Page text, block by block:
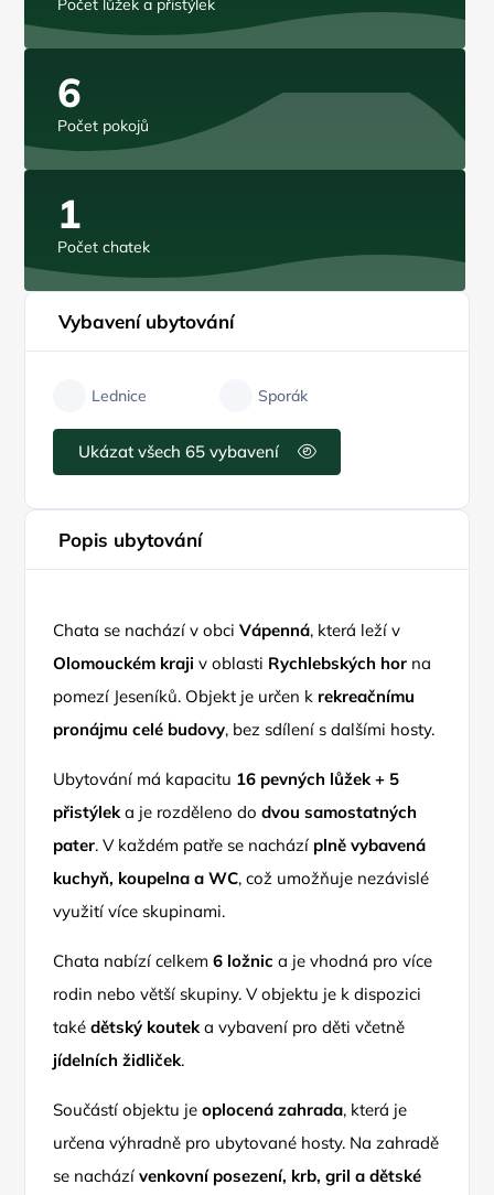
Počet lůžek a přistýlek
6
Počet pokojů
1
Počet chatek
Vybavení ubytování
Lednice Sporák
Ukázat všech 65 vybavení
Popis ubytování
Chata se nachází v obciVápenná, která leží v
Olomouckém kraji v oblasti Rychlebských hor na
pomezí Jeseníků. Objekt je určen k rekreačnímu
pronájmu celé budovy, bez sdílení s dalšími hosty.
Ubytování má kapacitu 16 pevných lůžek + 5
přistýleka je rozděleno dodvou samostatných
pater. V každém patře se nachází plně vybavená
kuchyň, koupelna a WC, což umožňuje nezávislé
využití více skupinami.
Chata nabízí celkem6 ložnic a je vhodná pro více
rodin nebo větší skupiny. V objektu je k dispozici
takédětský kouteka vybavení pro děti včetně
jídelních židliček.
Součástí objektu jeoplocená zahrada, která je
určena výhradně pro ubytované hosty. Na zahradě
se nacházívenkovní posezení, krb, gril a dětské